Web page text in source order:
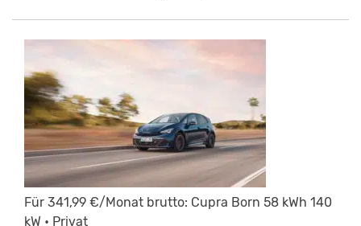
Für 341,99 €/Monat brutto: Cupra Born 58 kWh 140
kW • Privat